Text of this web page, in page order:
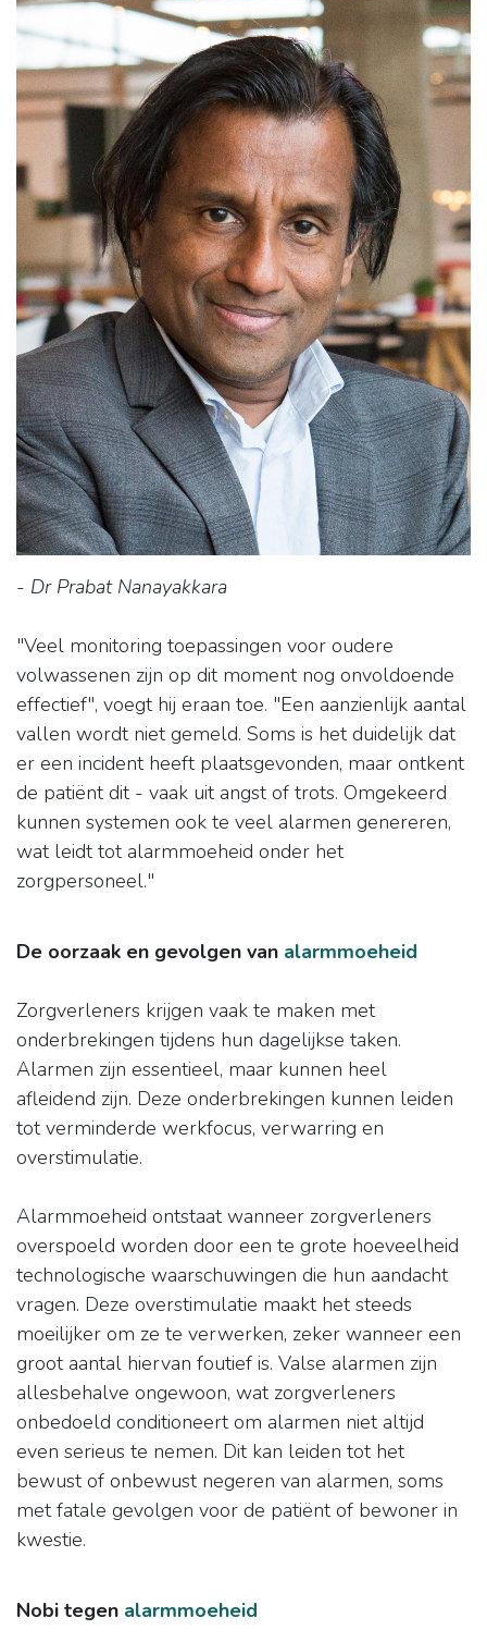
- Dr Prabat Nanayakkara
"Veel monitoring toepassingen voor oudere
volwassenen zijn op dit moment nog onvoldoende
effectief", voegt hij eraan toe. "Een aanzienlijk aantal
vallen wordt niet gemeld. Soms is het duidelijk dat
er een incident heeft plaatsgevonden, maar ontkent
de patiënt dit - vaak uit angst of trots. Omgekeerd
kunnen systemen ook te veel alarmen genereren,
wat leidt tot alarmmoeheid onder het
zorgpersoneel."
De oorzaak en gevolgen van alarmmoeheid
Zorgverleners krijgen vaak te maken met
onderbrekingen tijdens hun dagelijkse taken.
Alarmen zijn essentieel, maar kunnen heel
afleidend zijn. Deze onderbrekingen kunnen leiden
tot verminderde werkfocus, verwarring en
overstimulatie.
Alarmmoeheid ontstaat wanneer zorgverleners
overspoeld worden door een te grote hoeveelheid
technologische waarschuwingen die hun aandacht
vragen. Deze overstimulatie maakt het steeds
moeilijker om ze te verwerken, zeker wanneer een
groot aantal hiervan foutief is. Valse alarmen zijn
allesbehalve ongewoon, wat zorgverleners
onbedoeld conditioneert om alarmen niet altijd
even serieus te nemen. Dit kan leiden tot het
bewust of onbewust negeren van alarmen, soms
met fatale gevolgen voor de patiënt of bewoner in
kwestie.
Nobi tegen alarmmoeheid